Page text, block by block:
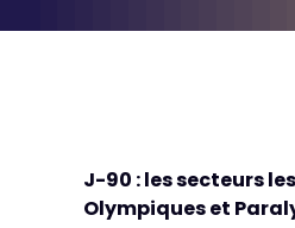
J-90 : les secteurs
Olympiques et